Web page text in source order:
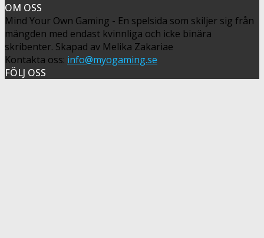
OM OSS
Mind Your Own Gaming - En spelsida som skiljer sig från
mängden med endast kvinnliga och icke binära
skribenter. Skapad av Melika Zakariae
Kontakta oss: info@myogaming.se
FÖLJ OSS